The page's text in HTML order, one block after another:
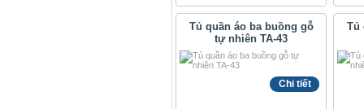
Tủ quần áo ba buồng gỗ
tự nhiên TA-43
Chi tiết
Tủ